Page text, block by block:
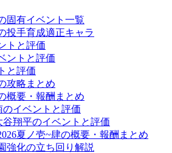
固有イベント一覧
投手育成適正キャラ
トと評価
ントと評価
と評価
攻略まとめ
概要・報酬まとめ
イベントと評価
翔平のイベントと評価
夏ノ壱~肆の概要・報酬まとめ
強化の立ち回り解説